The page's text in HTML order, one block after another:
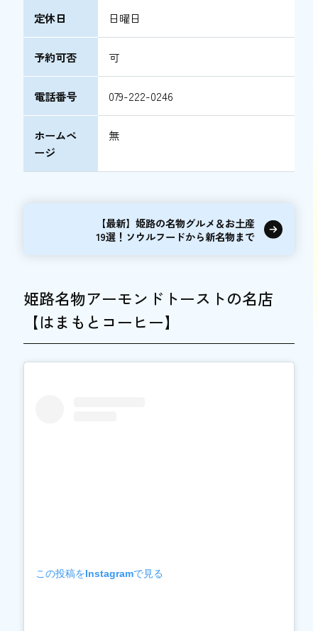
定休日 日曜日
予約可否 可
電話番号 079-222-0246
ホームペ
ージ
無
【最新】姫路の名物グルメ＆お土産
19選！ソウルフードから新名物まで
姫路名物アーモンドトーストの名店
【はまもとコーヒー】
この投稿をInstagramで見る